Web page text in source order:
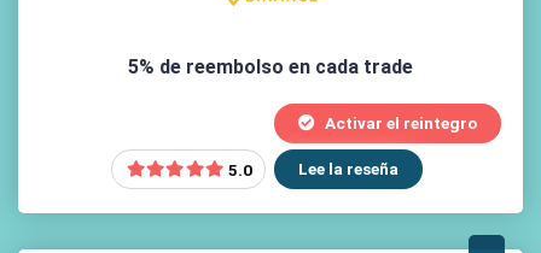
5% de reembolso en cada trade
5.0
Activar el reintegro
Lee la reseña